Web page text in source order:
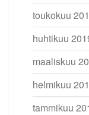
toukokuu
huhtikuu
maaliskuu
helmikuu
tammikuu